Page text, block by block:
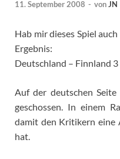
11. September 2008 - vonJN
Hab mir dieses Spiel
Ergebnis:
Deutschland – Finnland 3
Auf der deutschen
geschossen. In einem
damit den Kritikern eine
hat.